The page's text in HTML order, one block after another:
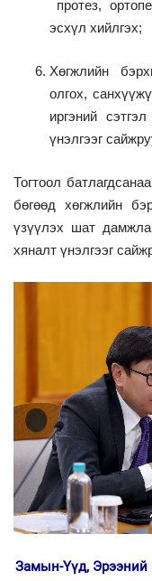
протез,
эсхүл хийлгэх;
Хөгжлийн
олгох,
иргэний
үнэлгээг
Тогтоол
бөгөөд хөгжлийн
үзүүлэх шат
хяналт үнэлгээг
Замын-Үүд, Эрээний